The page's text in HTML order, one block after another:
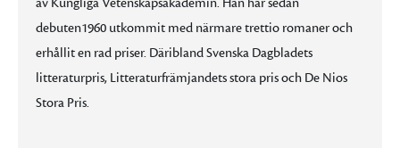
debuten1960 utkommit med närmare trettio romaner och
erhållit en rad priser. Däribland Svenska Dagbladets
litteraturpris, Litteraturfrämjandets stora pris och De Nios
Stora Pris.